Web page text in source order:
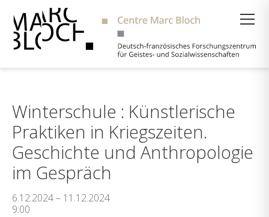
Winterschule : Künstlerische
Praktiken in Kriegszeiten.
Geschichte und Anthropologie
im Gespräch
6.12.2024 – 11.12.2024
9:00